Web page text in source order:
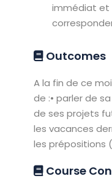
immédiat et
Outcomes
A la fin de ce
de :• parler de
de ses projets
les vacances
les prépositions
Course